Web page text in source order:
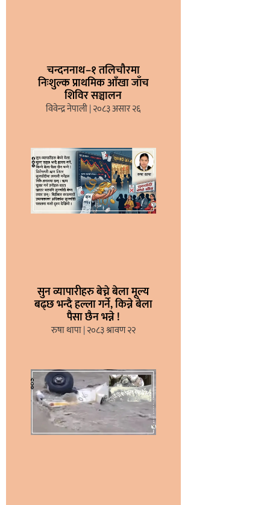
चन्दननाथ–१ तलिचौरमा
निःशुल्क प्राथमिक आँखा जाँच
शिविर सञ्चालन
विवेन्द्र नेपाली २०८३ असार २६
सुन व्यापारीहरु बेच्ने बेला मूल्य
बढ्छ भन्दै हल्ला गर्ने, किन्ने बेला
पैसा छैन भन्ने !
रुषा थापा २०८३ श्रावण २२